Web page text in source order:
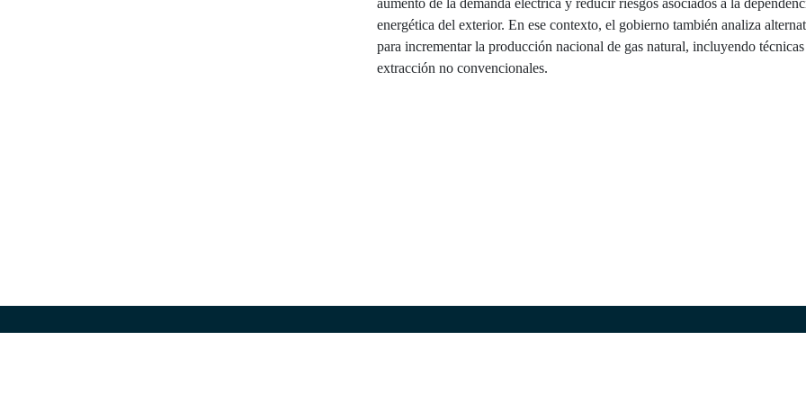
energética del exterior. En ese contexto, el gobierno también analiza
para incrementar la producción nacional de gas natural, incluyendo
extracción no convencionales.